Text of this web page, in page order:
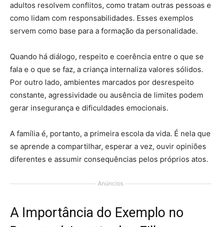
adultos resolvem conflitos, como tratam outras pessoas e
como lidam com responsabilidades. Esses exemplos
servem como base para a formação da personalidade.
Quando há diálogo, respeito e coerência entre o que se
fala e o que se faz, a criança internaliza valores sólidos.
Por outro lado, ambientes marcados por desrespeito
constante, agressividade ou ausência de limites podem
gerar insegurança e dificuldades emocionais.
A família é, portanto, a primeira escola da vida. É nela que
se aprende a compartilhar, esperar a vez, ouvir opiniões
diferentes e assumir consequências pelos próprios atos.
Anúncios
A Importância do Exemplo no